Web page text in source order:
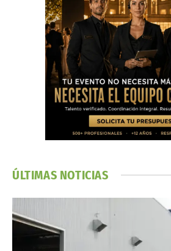
ÚLTIMAS NOTICIAS